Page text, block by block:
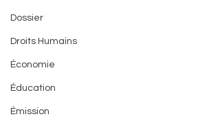
Dossier
Droits Humains
Économie
Éducation
Émission